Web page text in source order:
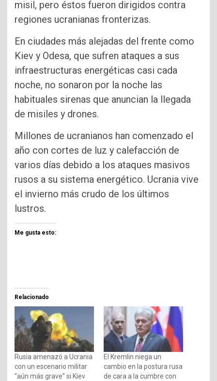
misil, pero éstos fueron dirigidos contra
regiones ucranianas fronterizas.
En ciudades más alejadas del frente como
Kiev y Odesa, que sufren ataques a sus
infraestructuras energéticas casi cada
noche, no sonaron por la noche las
habituales sirenas que anuncian la llegada
de misiles y drones.
Millones de ucranianos han comenzado el
año con cortes de luz y calefacción de
varios días debido a los ataques masivos
rusos a su sistema energético. Ucrania vive
el invierno más crudo de los últimos
lustros.
Me gusta esto:
Relacionado
Rusia amenazó a Ucrania
con un escenario militar
“aún más grave” si Kiev
El Kremlin niega un
cambio en la postura rusa
de cara a la cumbre con